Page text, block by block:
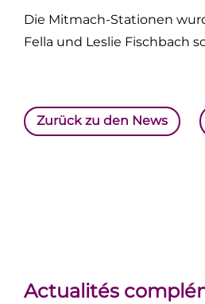
Die Mitmach-Stationen
Fella und Leslie Fischbach
Zurück zu den News
Actualités